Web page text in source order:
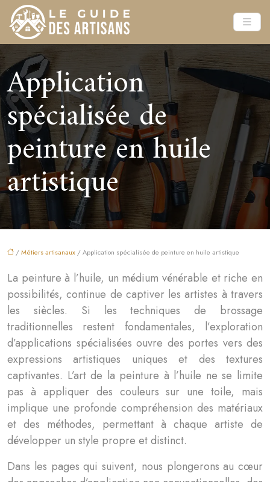
Application
spécialisée de
peinture en huile
artistique
/Métiers artisanaux / Application spécialisée de peinture en huile artistique
La peinture à l’huile, un médium vénérable et riche en
possibilités, continue de captiver les artistes à travers
les siècles. Si les techniques de brossage
traditionnelles restent fondamentales, l’exploration
d’applications spécialisées ouvre des portes vers des
expressions artistiques uniques et des textures
captivantes. L’art de la peinture à l’huile ne se limite
pas à appliquer des couleurs sur une toile, mais
implique une profonde compréhension des matériaux
et des méthodes, permettant à chaque artiste de
développer un style propre et distinct.
Dans les pages qui suivent, nous plongerons au cœur